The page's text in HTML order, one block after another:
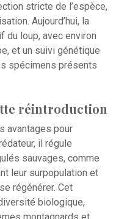
stricte de l’espèce,
Aujourd’hui, la
du loup, avec environ
et un suivi génétique
spécimens présents
réintroduction
avantages pour
il régule
sauvages, comme
leur surpopulation et
régénérer. Cet
biologique,